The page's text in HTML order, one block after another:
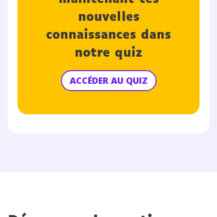
nouvelles
connaissances dans
notre quiz
ACCÉDER AU QUIZ